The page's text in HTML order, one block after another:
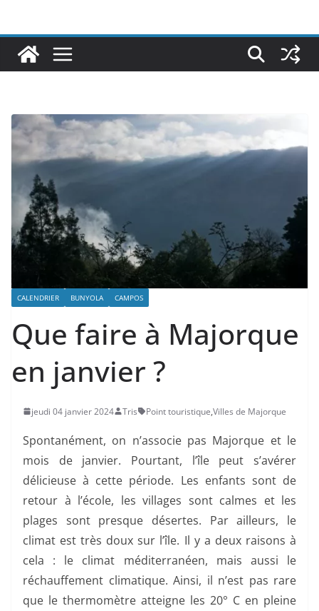
CALENDRIER BUNYOLA CAMPOS
Que faire à Majorque
en janvier ?
jeudi 04 janvier 2024 Tris Point touristique,Villes de Majorque
Spontanément, on n’associe pas Majorque et le
mois de janvier. Pourtant, l’île peut s’avérer
délicieuse à cette période. Les enfants sont de
retour à l’école, les villages sont calmes et les
plages sont presque désertes. Par ailleurs, le
climat est très doux sur l’île. Il y a deux raisons à
cela : le climat méditerranéen, mais aussi le
réchauffement climatique. Ainsi, il n’est pas rare
que le thermomètre atteigne les 20° C en pleine